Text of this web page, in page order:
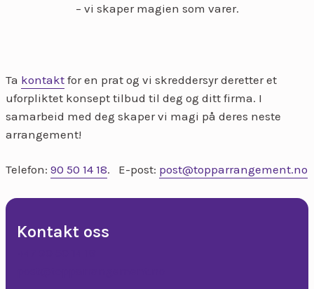
– vi skaper magien som varer.
Ta kontakt for en prat og vi skreddersyr deretter et
uforpliktet konsept tilbud til deg og ditt firma. I
samarbeid med deg skaper vi magi på deres neste
arrangement!
Telefon: 90 50 14 18. E-post: post@topparrangement.no
Kontakt oss